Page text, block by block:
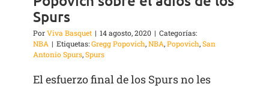
Spurs
PorViva Basquet | 14 agosto, 2020 | Categorías:
NBA | Etiquetas:Gregg Popovich,NBA,Popovich,San
Antonio Spurs,Spurs
El esfuerzo final de los Spurs no les